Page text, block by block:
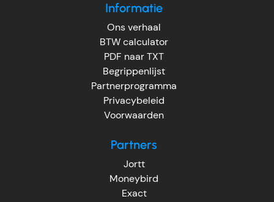
Informatie
Ons verhaal
BTW calculator
PDF naar TXT
Begrippenlijst
Partnerprogramma
Privacybeleid
Voorwaarden
Partners
Jortt
Moneybird
Exact